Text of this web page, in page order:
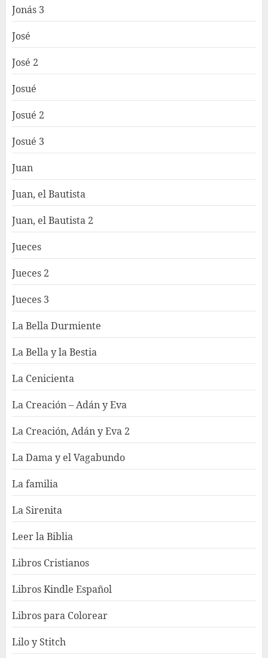
Jonás 3
José
José 2
Josué
Josué 2
Josué 3
Juan
Juan, el Bautista
Juan, el Bautista 2
Jueces
Jueces 2
Jueces 3
La Bella Durmiente
La Bella y la Bestia
La Cenicienta
La Creación – Adán y Eva
La Creación, Adán y Eva 2
La Dama y el Vagabundo
La familia
La Sirenita
Leer la Biblia
Libros Cristianos
Libros Kindle Español
Libros para Colorear
Lilo y Stitch